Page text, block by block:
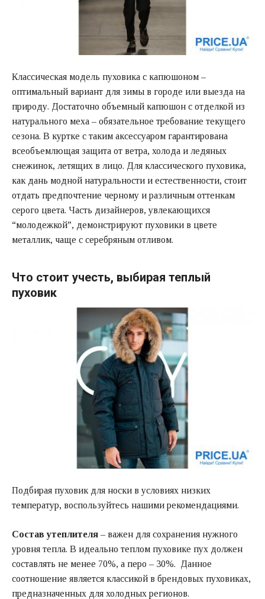
Классическая модель пуховика с капюшоном –
оптимальный вариант для зимы в городе или выезда на
природу. Достаточно объемный капюшон с отделкой из
натурального меха – обязательное требование текущего
сезона. В куртке с таким аксессуаром гарантирована
всеобъемлющая защита от ветра, холода и ледяных
снежинок, летящих в лицо. Для классического пуховика,
как дань модной натуральности и естественности, стоит
отдать предпочтение черному и различным оттенкам
серого цвета. Часть дизайнеров, увлекающихся
“молодежкой”, демонстрируют пуховики в цвете
металлик, чаще с серебряным отливом.
Что стоит учесть, выбирая теплый
пуховик
Подбирая пуховик для носки в условиях низких
температур, воспользуйтесь нашими рекомендациями.
Состав утеплителя – важен для сохранения нужного
уровня тепла. В идеально теплом пуховике пух должен
составлять не менее 70%, а перо – 30%. Данное
соотношение является классикой в брендовых пуховиках,
предназначенных для холодных регионов.